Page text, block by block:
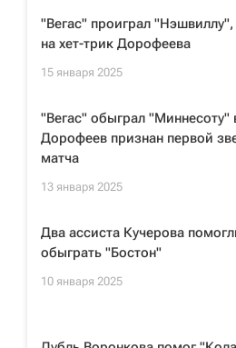
"Вегас" проиграл
на хет-трик Дорофеева
15 января 2025
"Вегас" обыграл "Миннесоту"
Дорофеев признан первой
матча
13 января 2025
Два ассиста Кучерова
обыграть "Бостон"
10 января 2025